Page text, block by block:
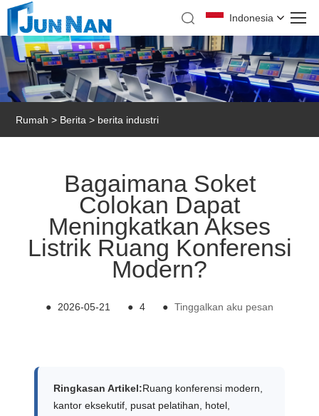
Indonesia
Rumah > Berita > berita industri
Bagaimana Soket
Colokan Dapat
Meningkatkan Akses
Listrik Ruang Konferensi
Modern?
● 2026-05-21 ● 4 ● Tinggalkan aku pesan
Ringkasan Artikel:Ruang konferensi modern,
kantor eksekutif, pusat pelatihan, hotel,